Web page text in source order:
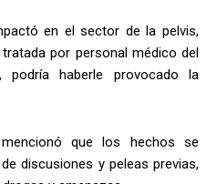
en el sector de la pelvis,
por personal médico del
podría haberle provocado la
que los hechos se
discusiones y peleas previas,